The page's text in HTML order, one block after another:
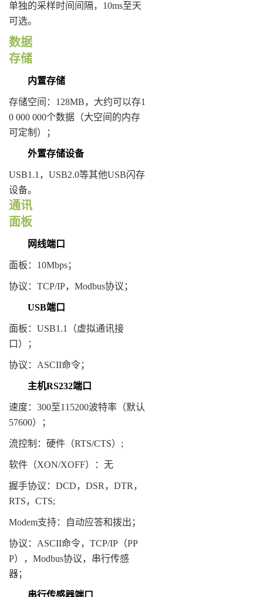
单独的采样时间间隔，10ms至天
可选。
数据
存储
内置存储
存储空间：128MB，大约可以存1
0 000 000个数据（大空间的内存
可定制）；
外置存储设备
USB1.1，USB2.0等其他USB闪存
设备。
通讯
面板
网线端口
面板：10Mbps；
协议：TCP/IP，Modbus协议；
USB端口
面板：USB1.1（虚拟通讯接
口）；
协议：ASCII命令；
主机RS232端口
速度：300至115200波特率（默认
57600）；
流控制：硬件（RTS/CTS）;
软件（XON/XOFF）：无
握手协议：DCD，DSR，DTR，
RTS，CTS;
Modem支持：自动应答和拨出；
协议：ASCII命令，TCP/IP（PP
P），Modbus协议，串行传感
器；
串行传感器端口